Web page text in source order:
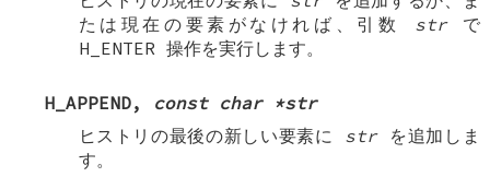
たは現在の要素がなければ、引数 strで
H_ENTER操作を実行します。
H_APPEND, const char *str
ヒストリの最後の新しい要素に strを追加しま
す。